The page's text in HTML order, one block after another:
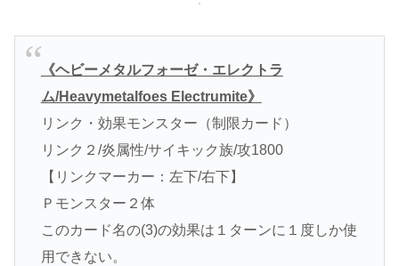
《ヘビーメタルフォーゼ・エレクトラ
ム/Heavymetalfoes Electrumite》
リンク・効果モンスター（制限カード）
リンク２/炎属性/サイキック族/攻1800
【リンクマーカー：左下/右下】
Ｐモンスター２体
このカード名の(3)の効果は１ターンに１度しか使
用できない。